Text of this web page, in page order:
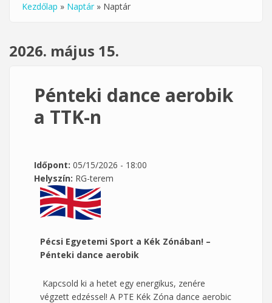
Jelenlegi hely
Kezdőlap » Naptár » Naptár
2026. május 15.
Pénteki dance aerobik
a TTK-n
Időpont: 05/15/2026 - 18:00
Helyszín: RG-terem
Pécsi Egyetemi Sport a Kék Zónában! –
Pénteki dance aerobik
Kapcsold ki a hetet egy energikus, zenére
végzett edzéssel! A PTE Kék Zóna dance aerobic